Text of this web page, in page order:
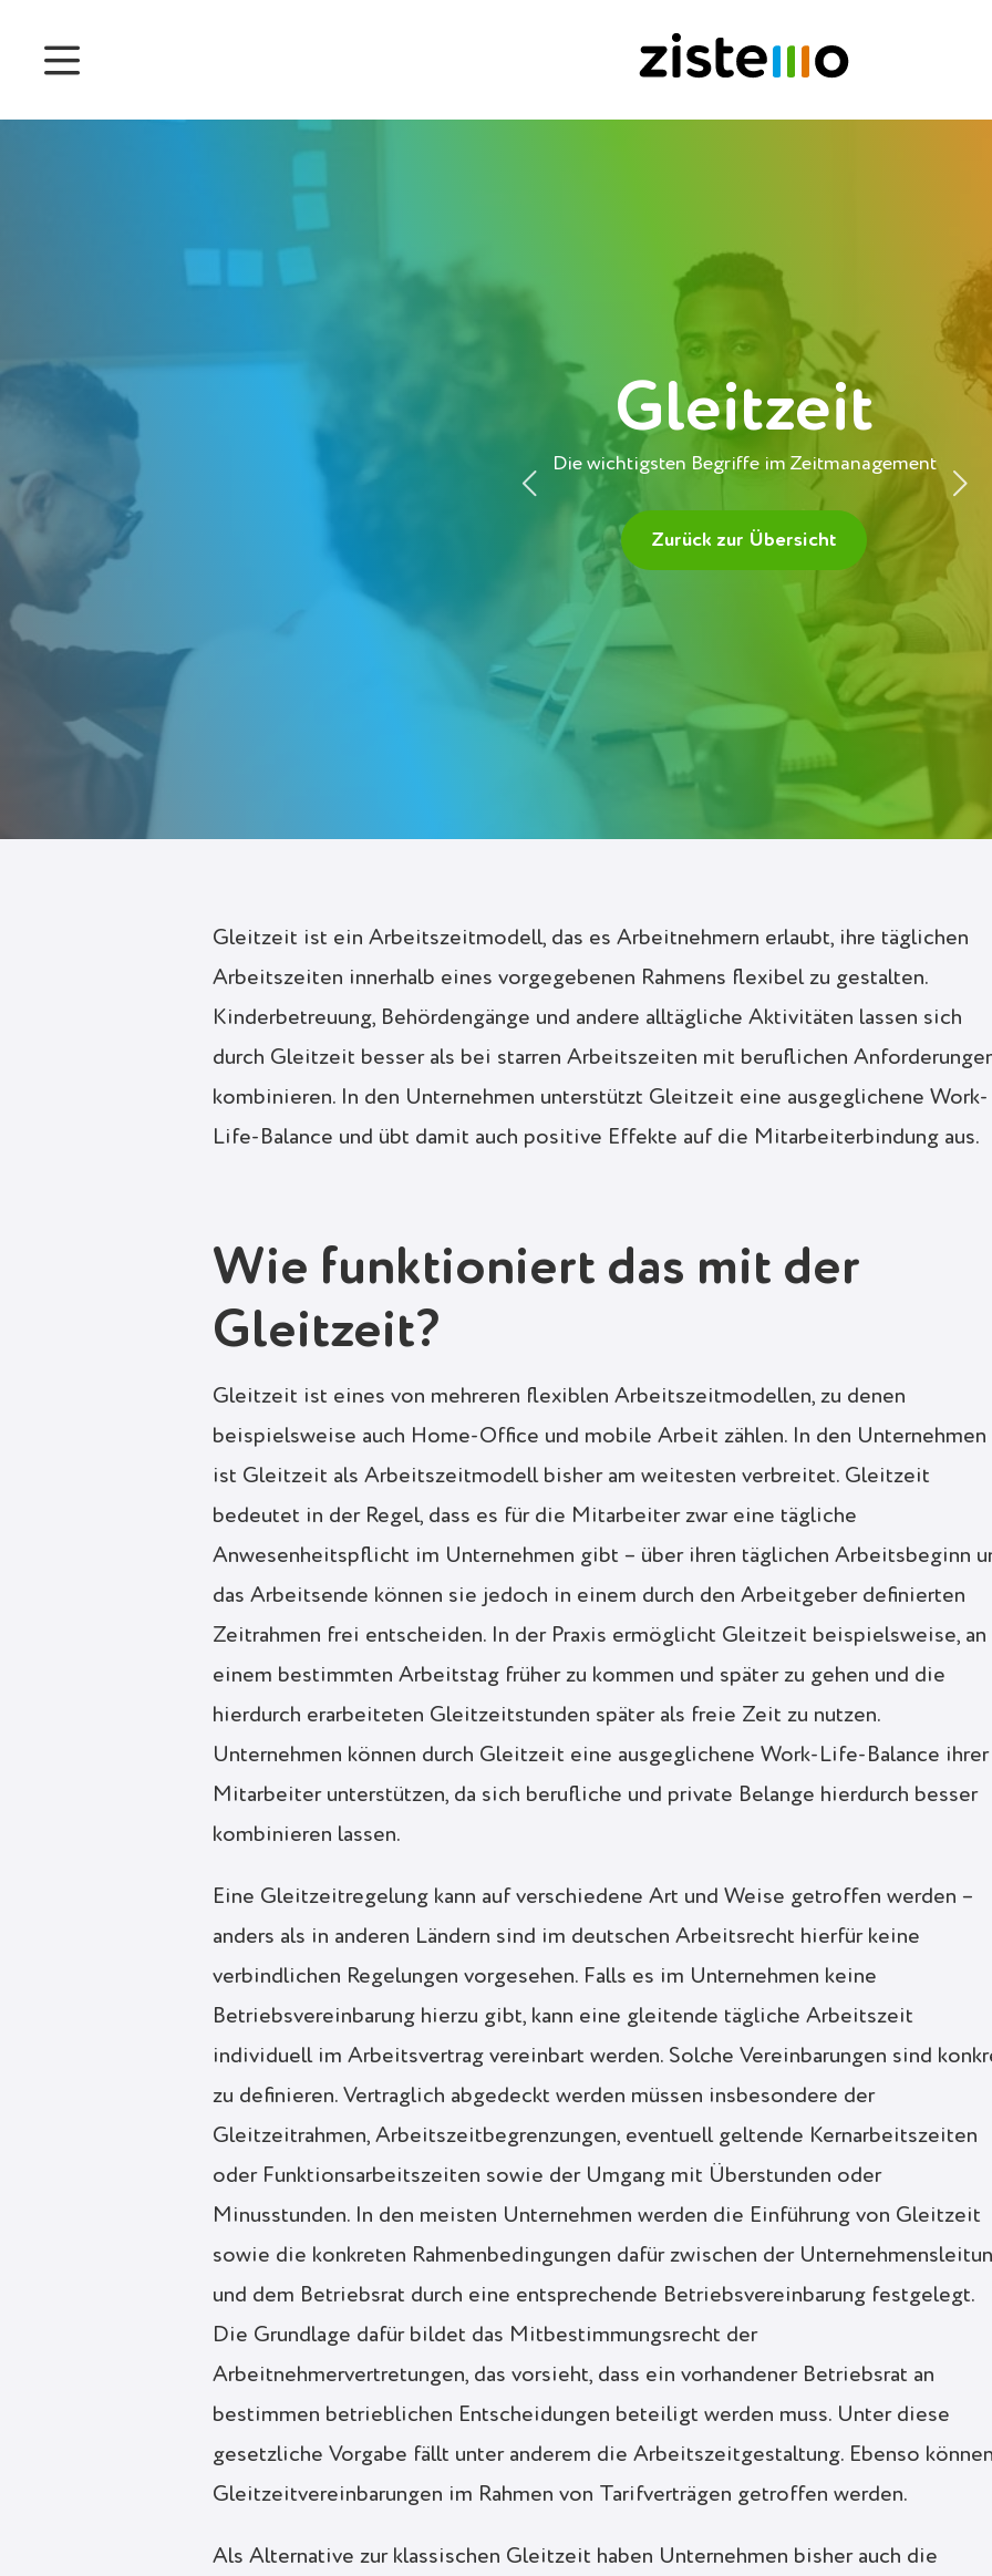
Projektzeiterfassung
Deutsch
Gratis anmelden
Gleitzeit
Die wichtigsten Begriffe im Zeitmanagement
Zurück zur Übersicht
Gleitzeit ist ein Arbeitszeitmodell, das es Arbeitnehmern erlaubt, ihre täglichen
Arbeitszeiten innerhalb eines vorgegebenen Rahmens flexibel zu gestalten.
Kinderbetreuung, Behördengänge und andere alltägliche Aktivitäten lassen sich
durch Gleitzeit besser als bei starren Arbeitszeiten mit beruflichen
kombinieren. In den Unternehmen unterstützt Gleitzeit eine ausgeglichene Work-
Life-Balance und übt damit auch positive Effekte auf die Mitarbeiterbindung aus.
Wie funktioniert das mit der
Gleitzeit?
Gleitzeit ist eines von mehreren flexiblen Arbeitszeitmodellen, zu denen
beispielsweise auch Home-Office und mobile Arbeit zählen. In den Unternehmen
ist Gleitzeit als Arbeitszeitmodell bisher am weitesten verbreitet. Gleitzeit
bedeutet in der Regel, dass es für die Mitarbeiter zwar eine tägliche
Anwesenheitspflicht im Unternehmen gibt – über ihren täglichen Arbeitsbeginn
das Arbeitsende können sie jedoch in einem durch den Arbeitgeber definierten
Zeitrahmen frei entscheiden. In der Praxis ermöglicht Gleitzeit beispielsweise, an
einem bestimmten Arbeitstag früher zu kommen und später zu gehen und die
hierdurch erarbeiteten Gleitzeitstunden später als freie Zeit zu nutzen.
Unternehmen können durch Gleitzeit eine ausgeglichene Work-Life-Balance ihrer
Mitarbeiter unterstützen, da sich berufliche und private Belange hierdurch besser
kombinieren lassen.
Eine Gleitzeitregelung kann auf verschiedene Art und Weise getroffen werden –
anders als in anderen Ländern sind im deutschen Arbeitsrecht hierfür keine
verbindlichen Regelungen vorgesehen. Falls es im Unternehmen keine
Betriebsvereinbarung hierzu gibt, kann eine gleitende tägliche Arbeitszeit
individuell im Arbeitsvertrag vereinbart werden. Solche Vereinbarungen sind
zu definieren. Vertraglich abgedeckt werden müssen insbesondere der
Gleitzeitrahmen, Arbeitszeitbegrenzungen, eventuell geltende Kernarbeitszeiten
oder Funktionsarbeitszeiten sowie der Umgang mit Überstunden oder
Minusstunden. In den meisten Unternehmen werden die Einführung von Gleitzeit
sowie die konkreten Rahmenbedingungen dafür zwischen der
und dem Betriebsrat durch eine entsprechende Betriebsvereinbarung festgelegt.
Die Grundlage dafür bildet das Mitbestimmungsrecht der
Arbeitnehmervertretungen, das vorsieht, dass ein vorhandener Betriebsrat an
bestimmen betrieblichen Entscheidungen beteiligt werden muss. Unter diese
gesetzliche Vorgabe fällt unter anderem die Arbeitszeitgestaltung. Ebenso
Gleitzeitvereinbarungen im Rahmen von Tarifverträgen getroffen werden.
Als Alternative zur klassischen Gleitzeit haben Unternehmen bisher auch die